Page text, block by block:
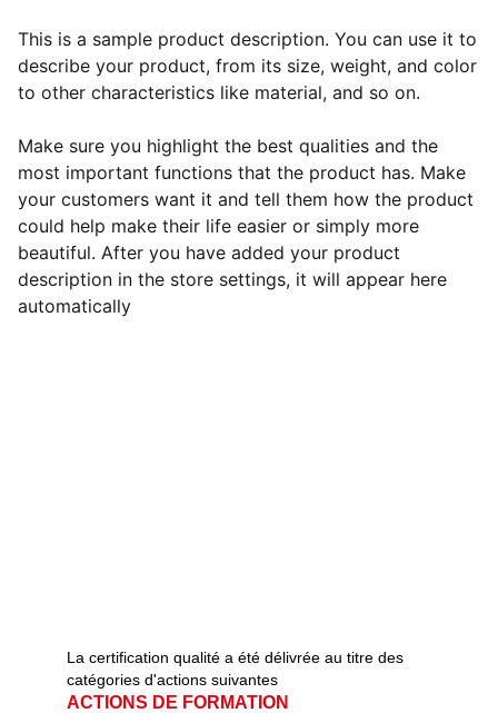
This is a sample product description. You can use it to
describe your product, from its size, weight, and color
to other characteristics like material, and so on.
Make sure you highlight the best qualities and the
most important functions that the product has. Make
your customers want it and tell them how the product
could help make their life easier or simply more
beautiful. After you have added your product
description in the store settings, it will appear here
automatically
La certification qualité a été délivrée au titre des
catégories d'actions suivantes
ACTIONS DE FORMATION